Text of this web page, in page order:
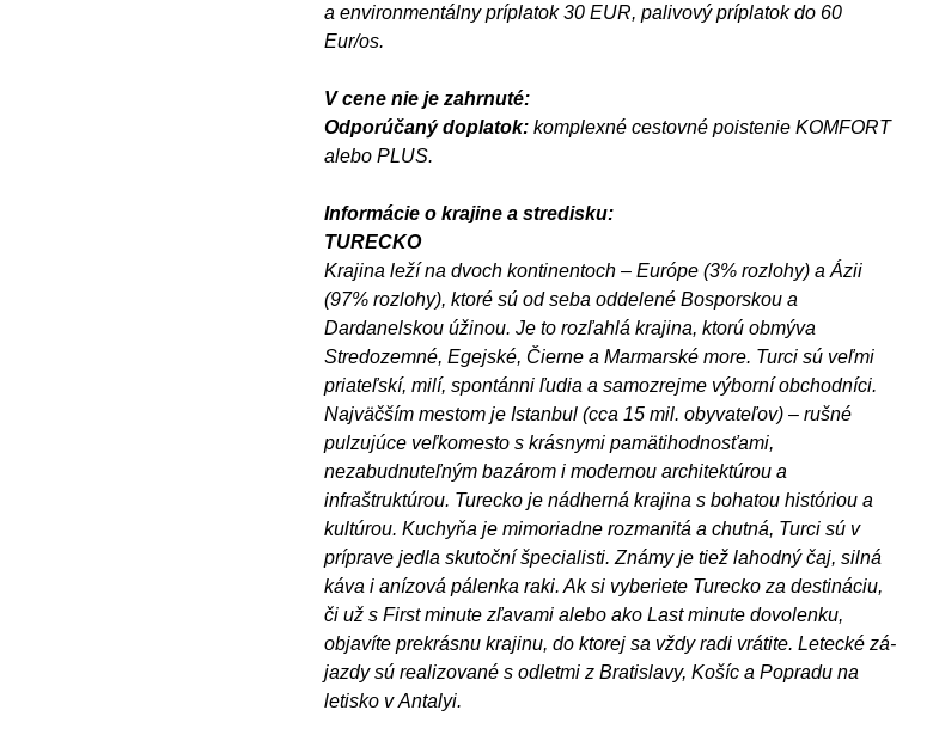
a environmentálny príplatok 30 EUR, palivový príplatok do 60
Eur/os.
V cene nie je zahrnuté:
Odporúčaný doplatok:komplexné cestovné poistenie KOMFORT
alebo PLUS.
Informácie o krajine a stredisku:
TURECKO
Krajina leží na dvoch kontinentoch – Európe (3% rozlohy) a Ázii
(97% rozlohy), ktoré sú od seba oddelené Bosporskou a
Dardanelskou úžinou. Je to rozľahlá krajina, ktorú obmýva
Stredozemné, Egejské, Čierne a Marmarské more. Turci sú veľmi
priateľskí, milí, spontánni ľudia a samo­zrejme výborní obchodníci.
Najväčším mestom je Istanbul (cca 15 mil. obyvateľov) – rušné
pulzujúce veľkomesto s krásnymi pamätihodnosťami,
nezabudnuteľným bazá­rom i modernou architektúrou a
infraštruktúrou. Turecko je nádherná krajina s bohatou históriou a
kultúrou. Kuchyňa je mimoriadne rozmanitá a chutná, Turci sú v
príprave jedla skutoční špecialisti. Známy je tiež lahodný čaj, silná
káva i anízová pálenka raki. Ak si vyberiete Turecko za destináciu,
či už s First minute zľavami alebo ako Last minute dovolenku,
objavíte prekrásnu krajinu, do ktorej sa vždy radi vrátite. Letecké zá­
jazdy sú realizované s odletmi z Bratislavy, Košíc a Popradu na
letisko v Antalyi.